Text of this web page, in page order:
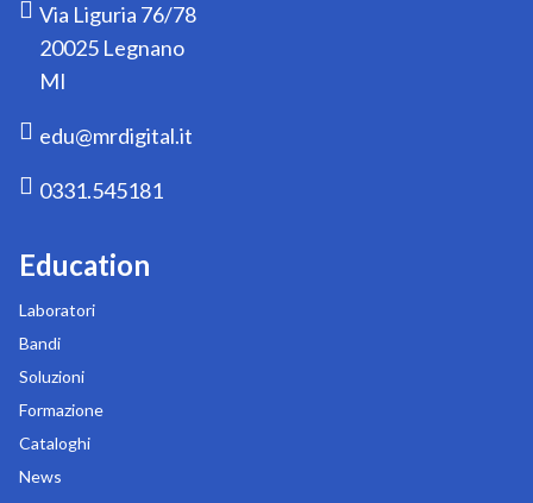
Via Liguria 76/78
20025 Legnano
MI
edu@mrdigital.it
0331.545181
Education
Laboratori
Bandi
Soluzioni
Formazione
Cataloghi
News